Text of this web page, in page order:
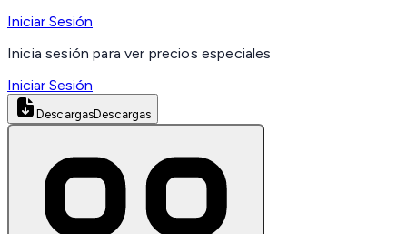
Iniciar Sesión
Inicia sesión para ver precios especiales
Iniciar Sesión
DescargasDescargas